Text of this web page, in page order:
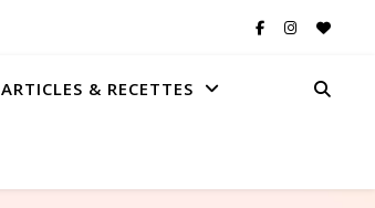
ARTICLES & RECETTES